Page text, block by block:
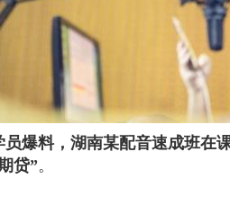
员爆料，湖南某配音速成班在
贷”。